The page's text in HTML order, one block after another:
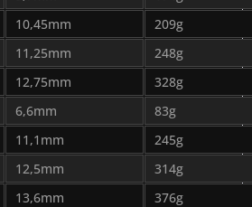
10,45mm
209g
11,25mm
248g
12,75mm
328g
6,6mm
83g
11,1mm
245g
12,5mm
314g
13,6mm
376g